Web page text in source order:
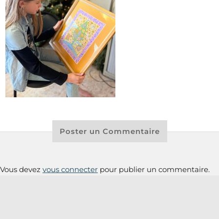
Poster un Commentaire
Vous devez vous connecter pour publier un commentaire.